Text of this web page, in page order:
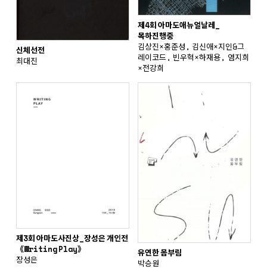
신체선전
최대진
제4회 아마도애뉴얼날레_
목하진행중
김상진×홍준성, 김신애×지인&그
레이코드, 빈우혁×하재용, 염지희
×전강희
제3회 아마도사진상_장성은 개인전
《Writing Play》
장성은
유연한 몸부림
박승원